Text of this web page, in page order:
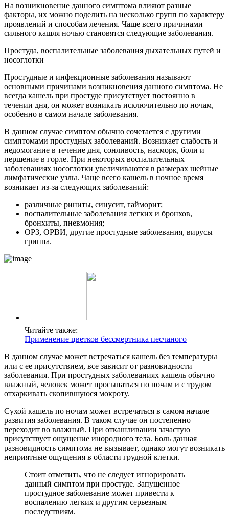
На возникновение данного симптома влияют разные
факторы, их можно поделить на несколько групп по характеру
проявлений и способам лечения. Чаще всего причинами
сильного кашля ночью становятся следующие заболевания.
Простуда, воспалительные заболевания дыхательных путей и
носоглотки
Простудные и инфекционные заболевания называют
основными причинами возникновения данного симптома. Не
всегда кашель при простуде присутствует постоянно в
течении дня, он может возникать исключительно по ночам,
особенно в самом начале заболевания.
В данном случае симптом обычно сочетается с другими
симптомами простудных заболеваний. Возникает слабость и
недомогание в течение дня, сонливость, насморк, боли и
першение в горле. При некоторых воспалительных
заболеваниях носоглотки увеличиваются в размерах шейные
лимфатические узлы. Чаще всего кашель в ночное время
возникает из-за следующих заболеваний:
различные риниты, синусит, гайморит;
воспалительные заболевания легких и бронхов,
бронхиты, пневмония;
ОРЗ, ОРВИ, другие простудные заболевания, вирусы
гриппа.
Читайте также:
Применение цветков бессмертника песчаного
В данном случае может встречаться кашель без температуры
или с ее присутствием, все зависит от разновидности
заболевания. При простудных заболеваниях кашель обычно
влажный, человек может просыпаться по ночам и с трудом
отхаркивать скопившуюся мокроту.
Сухой кашель по ночам может встречаться в самом начале
развития заболевания. В таком случае он постепенно
переходит во влажный. При откашливании зачастую
присутствует ощущение инородного тела. Боль данная
разновидность симптома не вызывает, однако могут возникать
неприятные ощущения в области грудной клетки.
Стоит отметить, что не следует игнорировать
данный симптом при простуде. Запущенное
простудное заболевание может привести к
воспалению легких и другим серьезным
последствиям.